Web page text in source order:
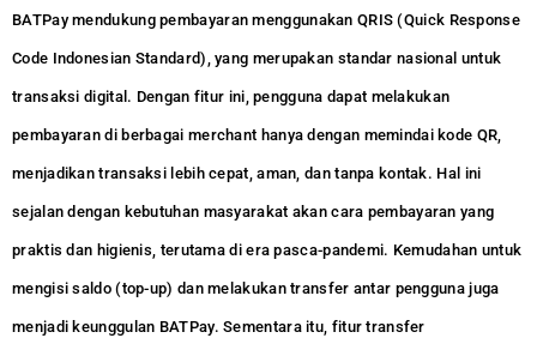
BATPay mendukung pembayaran menggunakan QRIS (Quick Response
Code Indonesian Standard), yang merupakan standar nasional untuk
transaksi digital. Dengan fitur ini, pengguna dapat melakukan
pembayaran di berbagai merchant hanya dengan memindai kode QR,
menjadikan transaksi lebih cepat, aman, dan tanpa kontak. Hal ini
sejalan dengan kebutuhan masyarakat akan cara pembayaran yang
praktis dan higienis, terutama di era pasca-pandemi. Kemudahan untuk
mengisi saldo (top-up) dan melakukan transfer antar pengguna juga
menjadi keunggulan BATPay. Sementara itu, fitur transfer